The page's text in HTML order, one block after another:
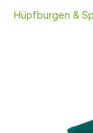
Hüpfburgen &